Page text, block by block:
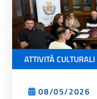
ATTIVITÀ CULTURALI
08/05/2026